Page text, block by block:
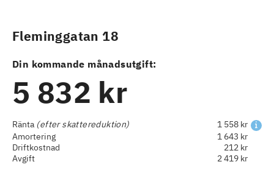
Fleminggatan 18
Din kommande månadsutgift:
5 832 kr
Ränta (efter skattereduktion)
1 558 kr
Amortering
1 643 kr
Driftkostnad
212 kr
Avgift
2 419 kr